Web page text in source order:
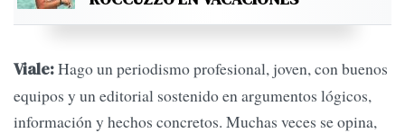
Viale:Hago un periodismo profesional, joven, con buenos
equipos y un editorial sostenido en argumentos lógicos,
información y hechos concretos. Muchas veces se opina,